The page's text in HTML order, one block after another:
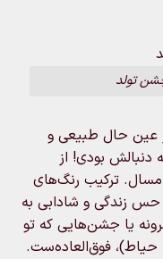
تولد
عین حال طبیعی و
دنبالش بودی! از
ترکیب رنگ‌های
زندگی و شادابی به
یا جشن‌هایی که تو
حیاط)، فوق‌العاده‌ست.